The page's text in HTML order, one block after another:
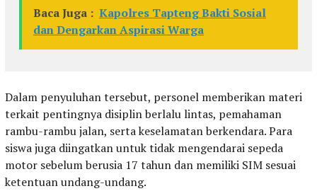
Baca Juga : Kapolres Tapteng Bakti Sosial
dan Dengarkan Aspirasi Warga
Dalam penyuluhan tersebut, personel memberikan materi
terkait pentingnya disiplin berlalu lintas, pemahaman
rambu-rambu jalan, serta keselamatan berkendara. Para
siswa juga diingatkan untuk tidak mengendarai sepeda
motor sebelum berusia 17 tahun dan memiliki SIM sesuai
ketentuan undang-undang.